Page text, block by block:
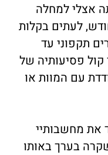
אצלי למחלה
לעתים בקלות
תקפוני עד
פסיעותיה של
עם המוות או
את מחשבותיי
בערך באותו